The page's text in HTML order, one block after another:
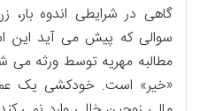
گاهی در شرایطی اندوه
سوالی که پیش می آید این
مطالبه مهریه توسط ورثه می
«خیر» است. خودکشی یک